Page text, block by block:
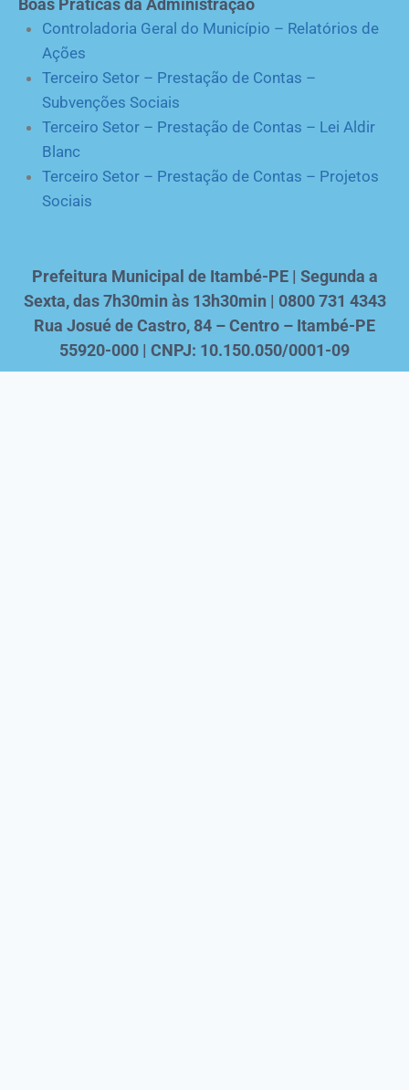
Boas Práticas da Administração
Controladoria Geral do Município – Relatórios de
Ações
Terceiro Setor – Prestação de Contas –
Subvenções Sociais
Terceiro Setor – Prestação de Contas – Lei Aldir
Blanc
Terceiro Setor – Prestação de Contas – Projetos
Sociais
Prefeitura Municipal de Itambé-PE | Segunda a
Sexta, das 7h30min às 13h30min | 0800 731 4343
Rua Josué de Castro, 84 – Centro – Itambé-PE
55920-000 | CNPJ: 10.150.050/0001-09